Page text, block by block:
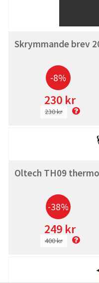
Skrymmande brev
-8%
230 kr
230 kr
Oltech TH09
-38%
249 kr
400 kr